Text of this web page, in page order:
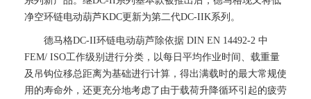
净空环链电动葫芦KDC更新为第二代DC-IIK系列。
德马格DC-II环链电动葫芦除依据 DIN EN 14492-2 中
FEM/ ISO工作级别进行分类，以每日平均作业时间、载重量
及吊钩位移总距离为基础进行计算，得出满载时的最大常规使
用的寿命外，还更充分地考虑了由于载荷升降循环引起的疲劳